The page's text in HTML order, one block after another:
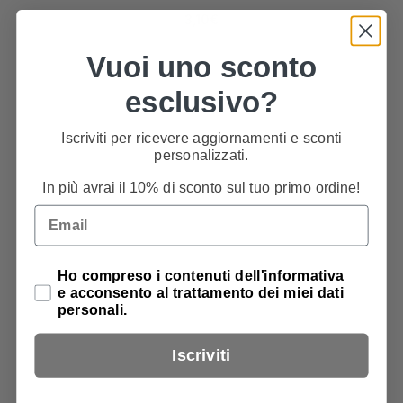
+39 049 880 20 22
pagamenti sicuri
Vuoi uno sconto
esclusivo?
Iscriviti per ricevere aggiornamenti e sconti
personalizzati.
In più avrai il 10% di sconto sul tuo primo ordine!
Email
Privacy Policy
Ho compreso i contenuti dell'informativa
e acconsento al trattamento dei miei dati
personali.
Iscriviti